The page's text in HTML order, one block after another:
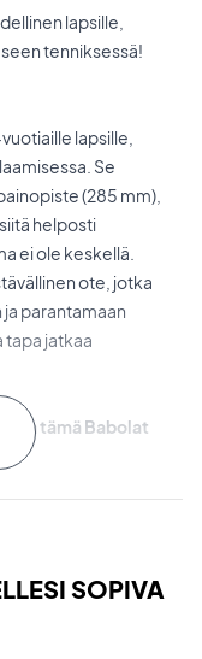
lapsille,
tenniksessä!
lapsille,
Se
(285 mm),
helposti
ei ole keskellä.
ote, jotka
parantamaan
tapa jatkaa
tämä Babolat
SOPIVA